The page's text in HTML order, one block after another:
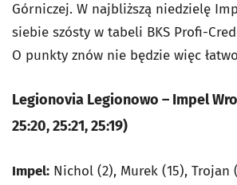
Górniczej. W najbliższą niedzielę
siebie szósty w tabeli BKS Profi-
O punkty znów nie będzie więc
Legionovia Legionowo – Impel
25:20, 25:21, 25:19)
Impel: Nichol (2), Murek (15), Trojan